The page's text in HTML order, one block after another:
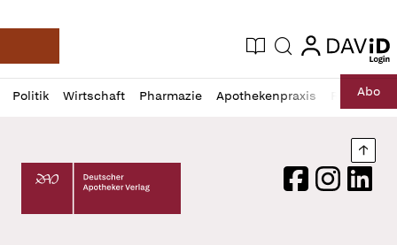
Deutsche Apotheker Zeitung
Aktuelle Ausgabe
Suche login
login
Politik Wirtschaft Pharmazie Apothekenpraxis RechtAbo
Profil
öffnen
Daz
Pur
Deutscher Apotheker Verlag Logo
FacebookInstagram